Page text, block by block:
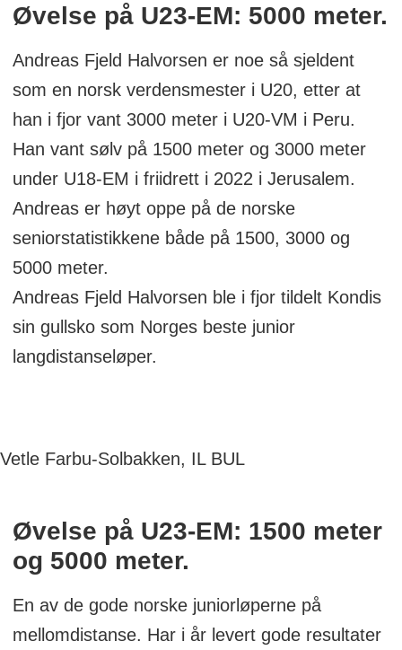
Øvelse på U23-EM: 5000 meter.
Andreas Fjeld Halvorsen er noe så sjeldent
som en norsk verdensmester i U20, etter at
han i fjor vant 3000 meter i U20-VM i Peru.
Han vant sølv på 1500 meter og 3000 meter
under U18-EM i friidrett i 2022 i Jerusalem.
Andreas er høyt oppe på de norske
seniorstatistikkene både på 1500, 3000 og
5000 meter.
Andreas Fjeld Halvorsen ble i fjor tildelt Kondis
sin gullsko som Norges beste junior
langdistanseløper.
Vetle Farbu-Solbakken, IL BUL
Øvelse på U23-EM: 1500 meter
og 5000 meter.
En av de gode norske juniorløperne på
mellomdistanse. Har i år levert gode resultater